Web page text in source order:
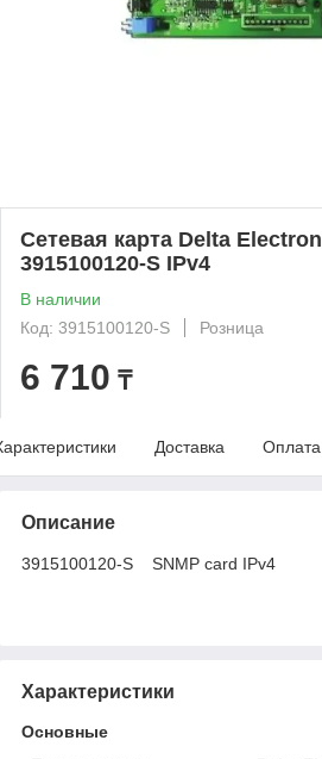
Сетевая карта Delta
3915100120-S IPv4
В наличии
Код: 3915100120-S
Розница
6 710 ₸
Доставка Оплата
Описание
3915100120-S SNMP card IPv4
Характеристики
Основные